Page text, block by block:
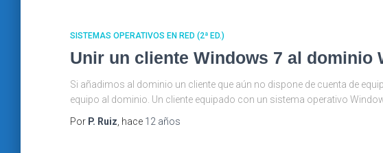
SISTEMAS OPERATIVOS EN RED (2ª ED.)
Unir un cliente Windows 7 al dominio
Si añadimos al dominio un cliente que aún no dispone de cuenta de
equipo al dominio. Un cliente equipado con un sistema operativo
Por P. Ruiz , hace 12 años